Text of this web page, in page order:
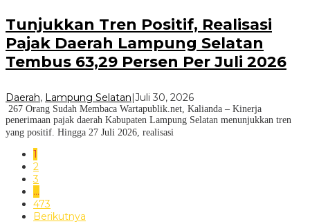
Tunjukkan Tren Positif, Realisasi
Pajak Daerah Lampung Selatan
Tembus 63,29 Persen Per Juli 2026
Daerah, Lampung Selatan Juli 30, 2026
267 Orang Sudah Membaca Wartapublik.net, Kalianda – Kinerja
penerimaan pajak daerah Kabupaten Lampung Selatan menunjukkan tren
yang positif. Hingga 27 Juli 2026, realisasi
1
2
3
…
473
Berikutnya